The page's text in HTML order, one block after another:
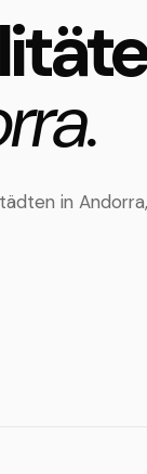
in